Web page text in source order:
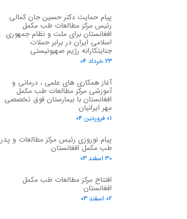
پیام حمایت دکتر حسین جان کمالی
رئیس مرکز مطالعات طب مکمل
افغانستان برای ملت و نظام جمهوری
اسلامی ایران در برابر حملات
جنایتکارانه رژیم صهیونیستی
۲۳ خرداد ۰۴
آغاز همکاری های علمی ، درمانی و
آموزشی مرکز مطالعات طب مکمل
افغانستان با بیمارستان فوق تخصصی
مهر ایرانیان
۰۱ فروردین ۰۴
پیام نوروزی رئیس مرکز مطالعات و پدر
طب مکمل افغانستان
۳۰ اسفند ۰۳
افتتاح مرکز مطالعات طب مکمل
افغانستان
۰۲ اسفند ۰۳